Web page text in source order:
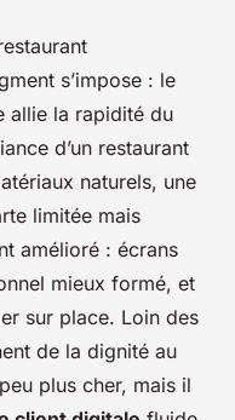
s’impose : le
allie la rapidité du
d’un restaurant
naturels, une
limitée mais
amélioré : écrans
mieux formé, et
sur place. Loin des
de la dignité au
plus cher, mais il